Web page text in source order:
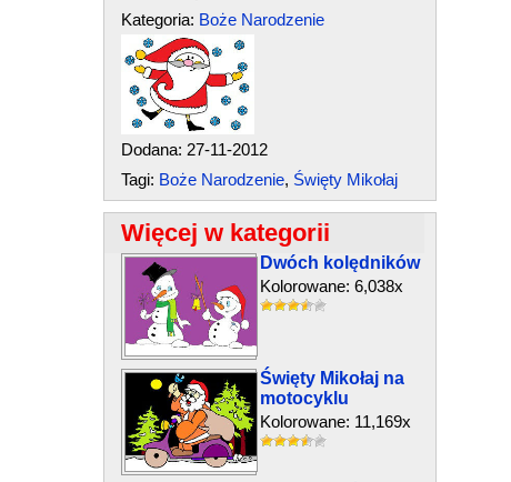
Kategoria: Boże Narodzenie
Dodana: 27-11-2012
Tagi: Boże Narodzenie, Święty Mikołaj
Więcej w kategorii
Dwóch kolędników
Kolorowane: 6,038x
Święty Mikołaj na
motocyklu
Kolorowane: 11,169x